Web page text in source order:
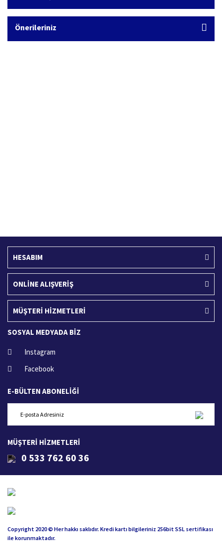
Önerileriniz
HESABIM
ONLİNE ALIŞVERİŞ
MÜŞTERİ HİZMETLERİ
SOSYAL MEDYADA BİZ
Instagram
Facebook
E-BÜLTEN ABONELİĞİ
MÜŞTERİ HİZMETLERİ
0 533 762 60 36
Copyright 2020 © Her hakkı saklıdır. Kredi kartı bilgileriniz 256bit SSL sertifikası
ile korunmaktadır.